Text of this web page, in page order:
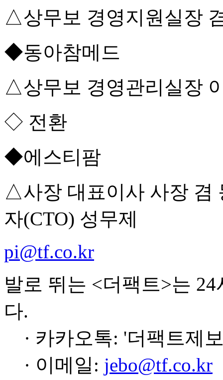
△상무보 경영지원실장
◆동아참메드
△상무보 경영관리실장
◇ 전환
◆에스티팜
△사장 대표이사 사장 겸
자(CTO) 성무제
pi@tf.co.kr
발로 뛰는 <더팩트>는
다.
· 카카오톡: '더팩트제
· 이메일: jebo@tf.co.kr